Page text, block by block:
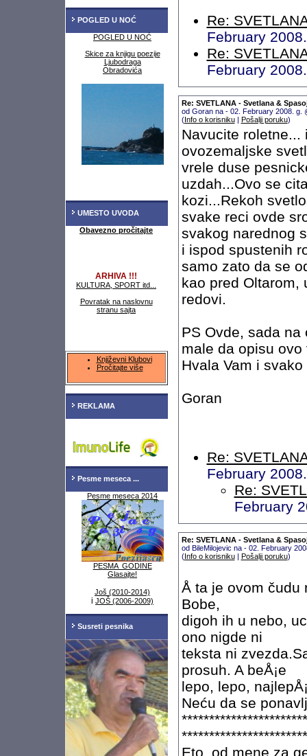
POGLED U NOĆ
POGLED U NOĆ
Skice za knjigu poezije
Ljubodraga
Obradovića
UMESTO UVODA
Obavezno pročitajte
ARHIVA !!!
KULTURA, SPORT itd...
Povratak na naslovnu
stranu sajta
Književni Klubovi
Pročitajte više
REKLAMA
Pesme meseca ...
Pesme meseca 2014
PESMA GODINE
Glasajte!
Još (2010-2014)
i JOŠ (2006-2009)
Susreti pesnika
Re:
February
Re:
February
Re: SVETLANA - Svetlana &
od Goran na - 02. February 2008. g.
(Info o korisniku| Pošalji poruku)
Navucite roletne...
ovozemaljske
vrele duse
uzdah...Ovo se
kozi...Rekoh
svake reci ovde
svakog narednog
i ispod spustenih
samo zato da se
kao pred Oltarom,
redovi.
PS Ovde, sada
male da opisu
Hvala Vam i svako
Goran
Re:
February
Re:
February
Re: SVETLANA - Svetlana &
od BileMilojevic na - 02. February
(Info o korisniku| Pošalji poruku)
Å ta je ovom čudu
Bobe,
digoh ih u nebo,
ono nigde ni
teksta ni
prosuh. A beÅ¡e
lepo, lepo,
Neću da se
Eto, od mene za